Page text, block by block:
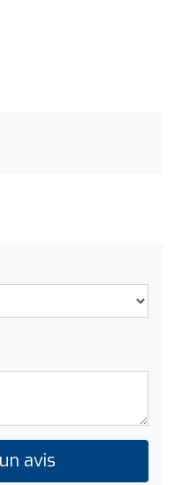
avis